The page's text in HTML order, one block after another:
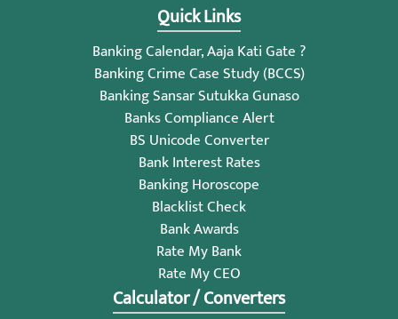
Quick Links
Banking Calendar, Aaja Kati Gate ?
Banking Crime Case Study (BCCS)
Banking Sansar Sutukka Gunaso
Banks Compliance Alert
BS Unicode Converter
Bank Interest Rates
Banking Horoscope
Blacklist Check
Bank Awards
Rate My Bank
Rate My CEO
Calculator / Converters